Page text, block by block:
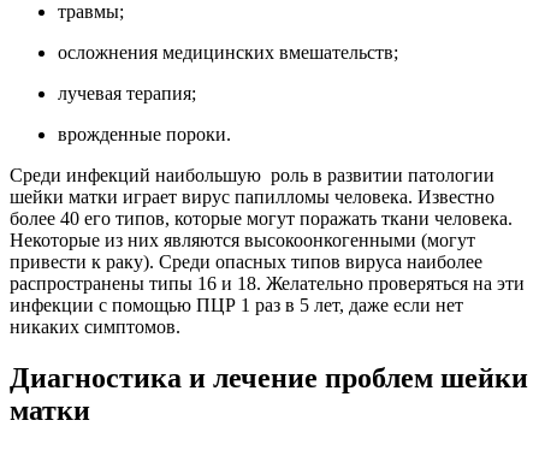
травмы;
осложнения медицинских вмешательств;
лучевая терапия;
врожденные пороки.
Среди инфекций наибольшую роль в развитии патологии
шейки матки играет вирус папилломы человека. Известно
более 40 его типов, которые могут поражать ткани человека.
Некоторые из них являются высокоонкогенными (могут
привести к раку). Среди опасных типов вируса наиболее
распространены типы 16 и 18. Желательно проверяться на эти
инфекции с помощью ПЦР 1 раз в 5 лет, даже если нет
никаких симптомов.
Диагностика и лечение проблем шейки
матки